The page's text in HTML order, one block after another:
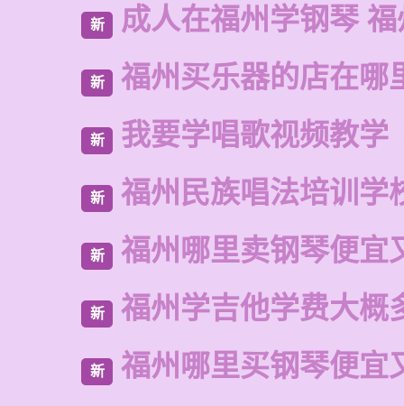
新 成人在福州学钢琴
新 福州买乐器的店在哪
新 我要学唱歌视频教学
新 福州民族唱法培训学
新 福州哪里卖钢琴便宜
新 福州学吉他学费大概
新 福州哪里买钢琴便宜